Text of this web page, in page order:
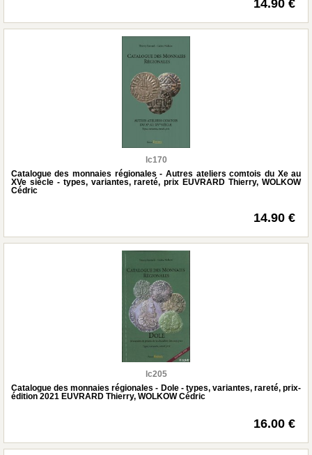
14.90 €
lc170
Catalogue des monnaies régionales - Autres ateliers comtois du Xe au
XVe siècle - types, variantes, rareté, prix EUVRARD Thierry, WOLKOW
Cédric
14.90 €
lc205
Catalogue des monnaies régionales - Dole - types, variantes, rareté, prix-
édition 2021 EUVRARD Thierry, WOLKOW Cédric
16.00 €